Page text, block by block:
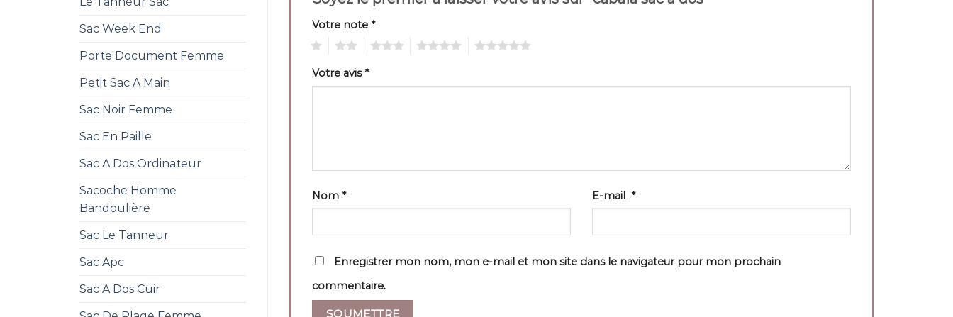
Sac Week End
Porte Document Femme
Petit Sac A Main
Sac Noir Femme
Sac En Paille
Sac A Dos Ordinateur
Sacoche Homme
Bandoulière
Sac Le Tanneur
Sac Apc
Sac A Dos Cuir
Votre note *
Votre avis*
Nom * E-mail *
Enregistrer mon nom, mon e-mail et mon site dans le navigateur pour mon prochain
commentaire.